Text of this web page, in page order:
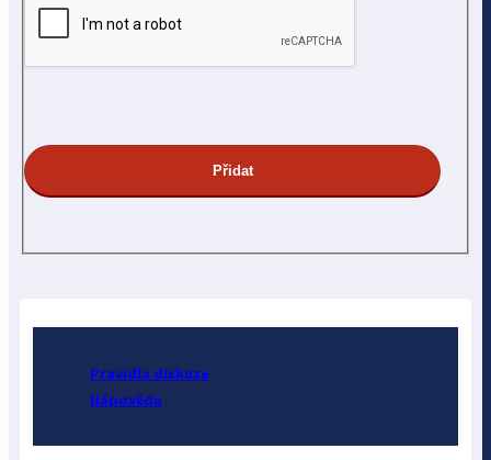
Pravidla diskuze
Nápověda